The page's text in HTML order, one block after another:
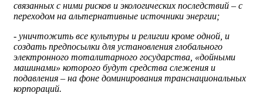
связанных с ними рисков и экологических последствий – с
переходом на альтернативные источники энергии;
- уничтожить все культуры и религии кроме одной, и
создать предпосылки для установления глобального
электронного тоталитарного государства, «дойными
машинами» которого будут средства слежения и
подавления – на фоне доминирования транснациональных
корпораций.